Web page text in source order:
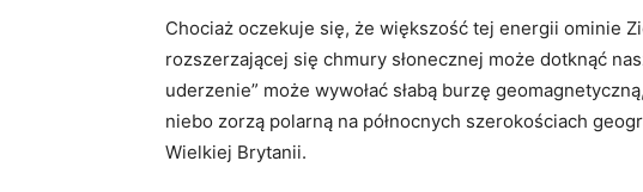
Chociaż oczekuje się, że większość tej energii ominie
rozszerzającej się chmury słonecznej może dotknąć
uderzenie” może wywołać słabą burzę
niebo zorzą polarną na północnych szerokościach
Wielkiej Brytanii.